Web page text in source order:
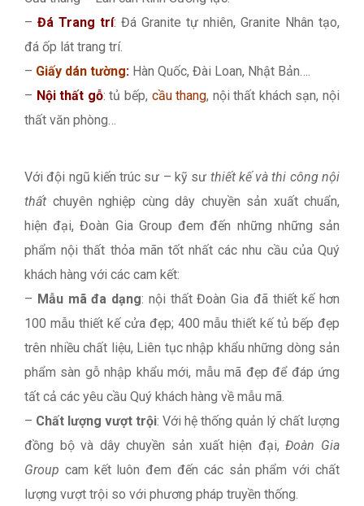
– Đá Trang trí: Đá Granite tự nhiên, Granite Nhân tạo,
đá ốp lát trang trí.
– Giấy dán tường: Hàn Quốc, Đài Loan, Nhật Bản….
– Nội thất gỗ: tủ bếp, cầu thang, nội thất khách sạn, nội
thất văn phòng…
Với đội ngũ kiến trúc sư – kỹ sư thiết kế và thi công nội
thất chuyên nghiệp cùng dây chuyền sản xuất chuẩn,
hiện đại, Đoàn Gia Group đem đến những những sản
phẩm nội thất thỏa mãn tốt nhất các nhu cầu của Quý
khách hàng với các cam kết:
– Mẫu mã đa dạng: nội thất Đoàn Gia đã thiết kế hơn
100 mẫu thiết kế cửa đẹp; 400 mẫu thiết kế tủ bếp đẹp
trên nhiều chất liệu, Liên tục nhập khẩu những dòng sản
phẩm sàn gỗ nhập khẩu mới, mẫu mã đẹp để đáp ứng
tất cả các yêu cầu Quý khách hàng về mẫu mã.
– Chất lượng vượt trội: Với hệ thống quản lý chất lượng
đồng bộ và dây chuyền sản xuất hiện đại,Đoàn Gia
Group cam kết luôn đem đến các sản phẩm với chất
lượng vượt trội so với phương pháp truyền thống.